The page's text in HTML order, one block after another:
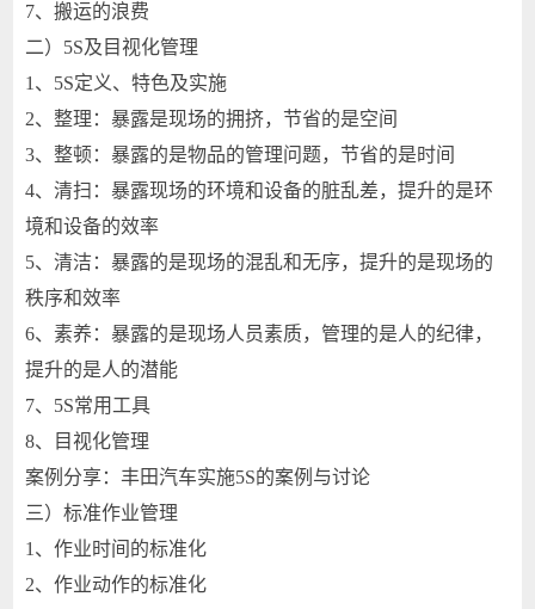
7、搬运的浪费
二）5S及目视化管理
1、5S定义、特色及实施
2、整理：暴露是现场的拥挤，节省的是空间
3、整顿：暴露的是物品的管理问题，节省的是时间
4、清扫：暴露现场的环境和设备的脏乱差，提升的是环
境和设备的效率
5、清洁：暴露的是现场的混乱和无序，提升的是现场的
秩序和效率
6、素养：暴露的是现场人员素质，管理的是人的纪律，
提升的是人的潜能
7、5S常用工具
8、目视化管理
案例分享：丰田汽车实施5S的案例与讨论
三）标准作业管理
1、作业时间的标准化
2、作业动作的标准化